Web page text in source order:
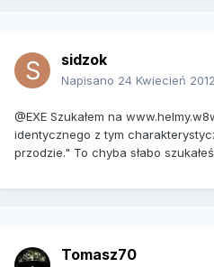
sidzok
Napisano 24 Kwiecień 2012
@EXE Szukałem na
identycznego z tym
przodzie." To chyba słabo
Tomasz70